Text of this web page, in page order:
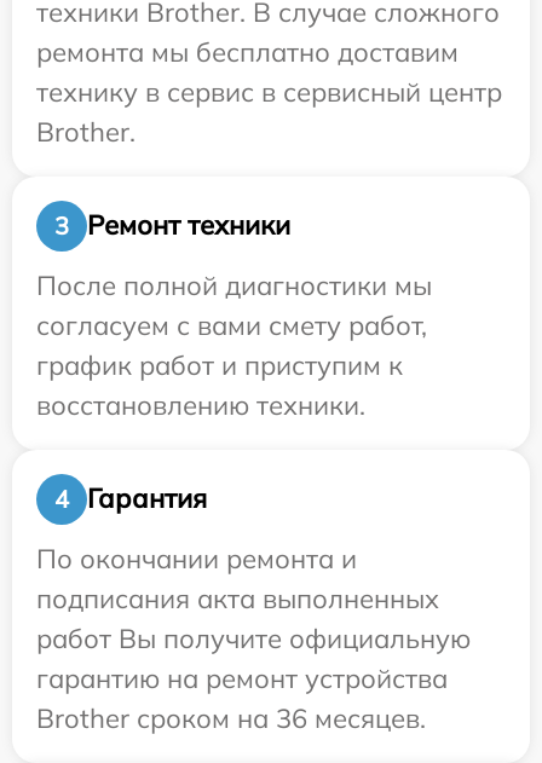
техники Brother. В случае сложного
ремонта мы бесплатно доставим
технику в сервис в сервисный центр
Brother.
3
Ремонт техники
После полной диагностики мы
согласуем с вами смету работ,
график работ и приступим к
восстановлению техники.
4
Гарантия
По окончании ремонта и
подписания акта выполненных
работ Вы получите официальную
гарантию на ремонт устройства
Brother сроком на 36 месяцев.